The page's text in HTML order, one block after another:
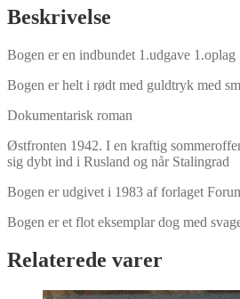
Nekrasov
antal
Beskrivelse
Bogen er en indbundet 1.udgave 1.oplag
Bogen er helt i rødt med guldtryk med
Dokumentarisk roman
Østfronten 1942. I en kraftig
sig dybt ind i Rusland og når Stalingrad
Bogen er udgivet i 1983 af forlaget
Bogen er et flot eksemplar dog med
Relaterede varer